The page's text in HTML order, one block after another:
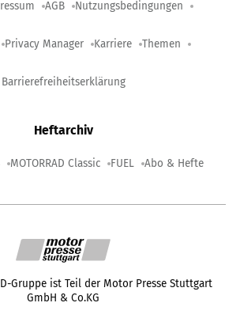
AGB Nutzungsbedingungen
Privacy Manager Karriere Themen
Barrierefreiheitserklärung
Heftarchiv
MOTORRAD Classic FUEL Abo & Hefte
Gruppe ist Teil der Motor Presse Stuttgart
GmbH & Co.KG